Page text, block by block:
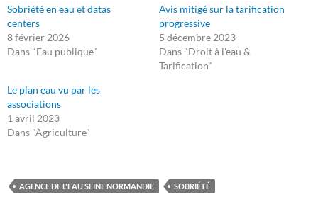
Sobriété en eau et datas
centers
8 février 2026
Dans "Eau publique"
Avis mitigé sur la tarification
progressive
5 décembre 2023
Dans "Droit à l'eau &
Tarification"
Le plan eau vu par les
associations
1 avril 2023
Dans "Agriculture"
AGENCE DE L'EAU SEINE NORMANDIE SOBRIÉTÉ